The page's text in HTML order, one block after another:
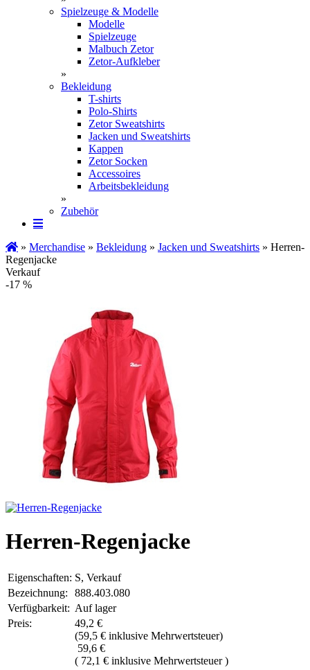
Spielzeuge & Modelle
Modelle
Spielzeuge
Malbuch Zetor
Zetor-Aufkleber
»
Bekleidung
T-shirts
Polo-Shirts
Zetor Sweatshirts
Jacken und Sweatshirts
Kappen
Zetor Socken
Ac­ces­soires
Arbeitsbekleidung
»
Zubehör
» Merchandise » Bekleidung » Jacken und Sweatshirts » Herren-
Regenjacke
Verkauf
-17 %
Herren-Regenjacke
Eigenschaften: S, Verkauf
Bezeichnung:
888.403.080
Verfügbarkeit: Auf lager
Preis:
49,2 €
(59,5 € inklusive Mehrwertsteuer)
59,6 €
( 72,1 € inklusive Mehrwertsteuer )